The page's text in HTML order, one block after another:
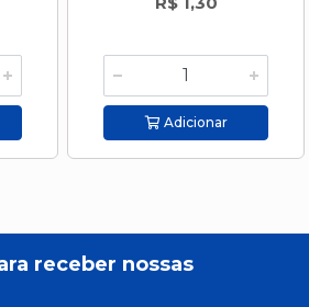
Adicionar
receber nossas